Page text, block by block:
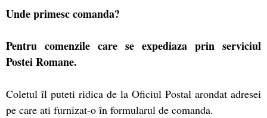
Unde primesc comanda?
Pentru comenzile care se expediaza prin serviciul
Postei Romane.
Coletul îl puteti ridica de la Oficiul Postal arondat adresei
pe care ati furnizat-o în formularul de comanda.